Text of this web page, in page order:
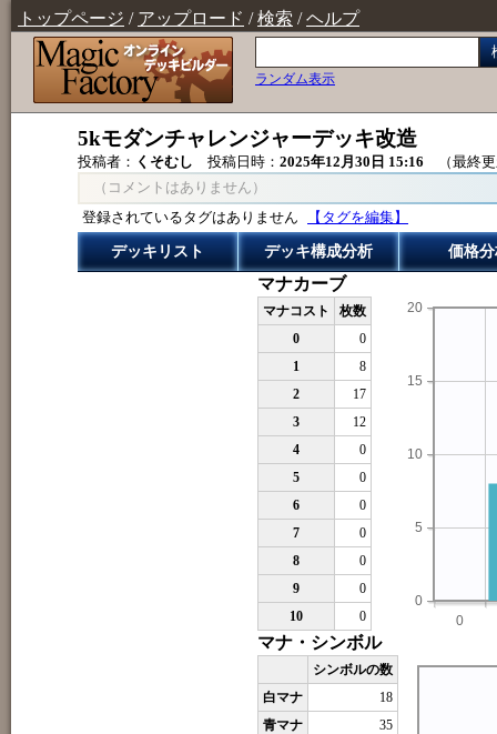
トップページ / アップロード /検索 /ヘルプ
ランダム表示
5kモダンチャレンジャーデッキ改造
投稿者： くそむし 投稿日時： 2025年12月30日 15:16 （最終更
（コメントはありません）
登録されているタグはありません
【タグを編集】
デッキリスト デッキ構成分析 価格
マナカーブ
マナコスト
枚数
0
0
1
8
2
17
3
12
4
0
5
0
6
0
7
0
8
0
9
0
10
0 0
0
5
10
15
20
マナ・シンボル
シンボルの数
白マナ
18
青マナ
35